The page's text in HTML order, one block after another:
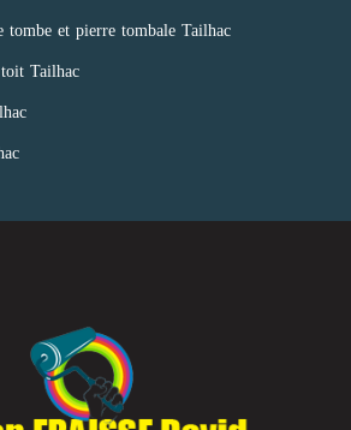
tombe et pierre tombale Tailhac
toit Tailhac